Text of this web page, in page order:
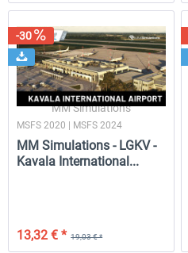
-30
MM Simulations
MSFS 2020 | MSFS 2024
MM Simulations - LGKV -
Kavala International...
19,03 € *
13,32 € *